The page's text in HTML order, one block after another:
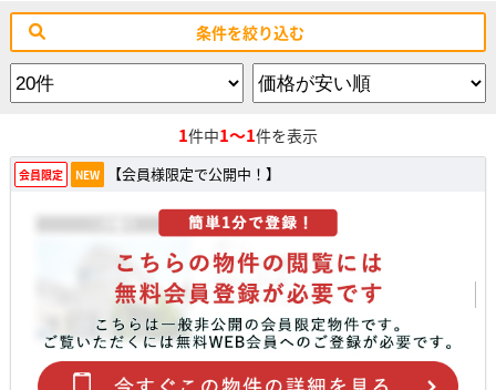
条件を絞り込む
1件中1～1件を表示
会員限定 NEW 【会員様限定で公開中！】